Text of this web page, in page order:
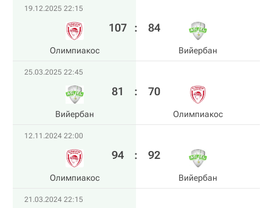
19.12.2025 22:15
Олимпиакос
107 : 84
Вийербан
25.03.2025 22:45
Вийербан
81 : 70
Олимпиакос
12.11.2024 22:00
Олимпиакос
94 : 92
Вийербан
21.03.2024 22:15